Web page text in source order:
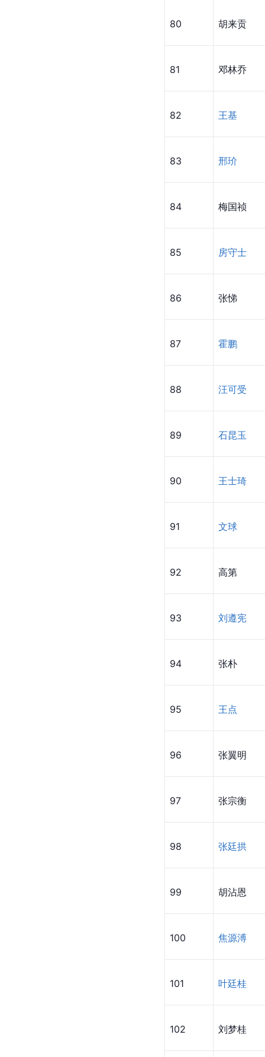
80 胡来贡
81 邓林乔
82 王基
83 邢玠
84 梅国祯
85 房守士
86 张悌
87 霍鹏
88 汪可受
89 石昆玉
90 王士琦
91 文球
92 高第
93 刘遵宪
94 张朴
95 王点
96 张翼明
97 张宗衡
98 张廷拱
99 胡沾恩
100 焦源溥
101 叶廷桂
102 刘梦桂